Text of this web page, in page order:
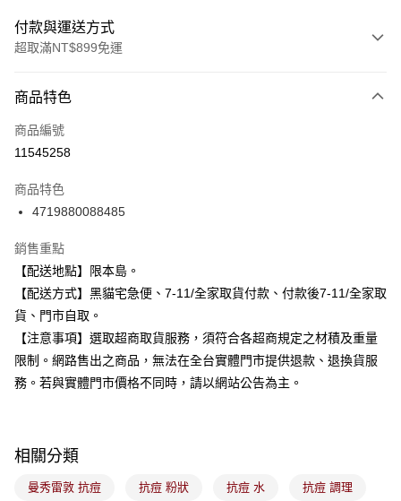
付款與運送方式
超取滿NT$899免運
信用卡一次付款
信用卡分期付款
合作金庫商業銀行
華南商業銀行
國泰世華商業銀行
臺灣中小企業銀行
匯豐（台灣）商業銀行
華泰商業銀行
聯邦商業銀行
元大商業銀行
永豐商業銀行
台新國際商業銀行
中國信託商業銀行
台灣樂天信用卡公司
Apple Pay
街口支付
悠遊付
Google Pay
相關說明
1.本服務由台灣大哥大提供，台灣大哥大用戶可立即使用無須另外申請。
ATM付款
商品特色
商品編號
11545258
商品特色
4719880088485
銷售重點
【配送地點】限本島。
【配送方式】黑貓宅急便、7-11/全家取貨付款、付款後7-11/全家取
貨、門市自取。
【注意事項】選取超商取貨服務，須符合各超商規定之材積及重量
限制。網路售出之商品，無法在全台實體門市提供退款、退換貨服
務。若與實體門市價格不同時，請以網站公告為主。
相關分類
曼秀雷敦 抗痘 抗痘 粉狀 抗痘 水 抗痘 調理